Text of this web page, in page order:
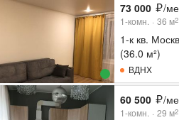
73 000 /
1-комн. 36 м2
1-к кв.
(36.0 м²)
ВДНХ
60 500 /
1-комн. 29 м2